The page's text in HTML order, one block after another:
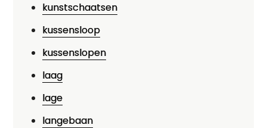
kunstschaatsen
kussensloop
kussenslopen
laag
lage
langebaan